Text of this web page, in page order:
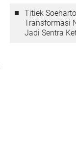
Titiek
Transformasi
Jadi Sentra